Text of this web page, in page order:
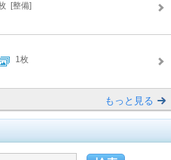
[整備]
1枚
もっと見る